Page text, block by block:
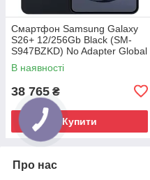
Смартфон Samsung Galaxy
S26+ 12/256Gb Black (SM-
S947BZKD) No Adapter Global
version
В наявності
38 765 ₴
Купити
Про нас